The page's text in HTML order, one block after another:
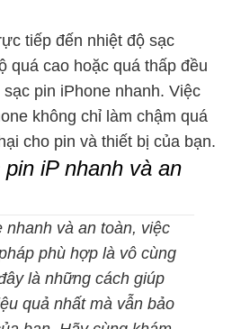
tiếp đến nhiệt độ sạc
quá cao hoặc quá thấp đều
pin iPhone nhanh. Việc
không chỉ làm chậm quá
cho pin và thiết bị của bạn.
iP nhanh và an
và an toàn, việc
phù hợp là vô cùng
là những cách giúp
quả nhất mà vẫn bảo